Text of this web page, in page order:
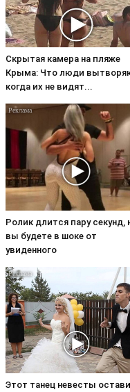
Скрытая камера на пляже
Крыма: Что люди
когда их не видят...
Ролик длится пару секунд,
вы будете в шоке от
увиденного
Этот танец невесты